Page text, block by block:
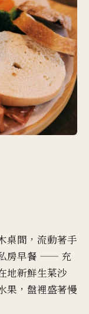
桌間，流動著手
房早餐 —— 充
地新鮮生菜沙
果，盤裡盛著慢